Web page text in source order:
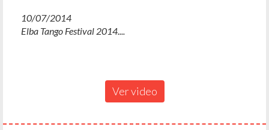
10/07/2014
Elba Tango Festival 2014....
Ver video